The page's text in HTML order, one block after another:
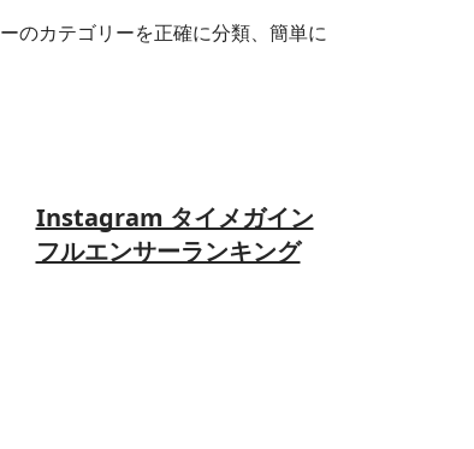
のカテゴリーを正確に分類、簡単に
Instagram タイメガイン
フルエンサーランキング